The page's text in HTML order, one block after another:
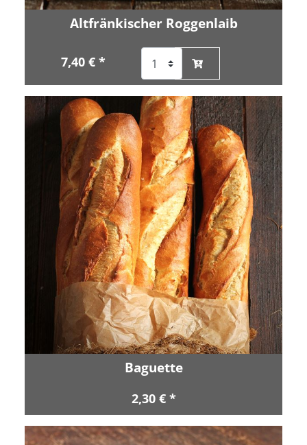
Altfränkischer Roggenlaib
7,40 € *
Baguette
2,30 € *